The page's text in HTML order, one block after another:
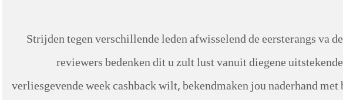
Strijden tegen verschillende leden afwisselend de eersterangs va
reviewers bedenken dit u zult lust vanuit diegene
verliesgevende week cashback wilt, bekendmaken jou naderhand